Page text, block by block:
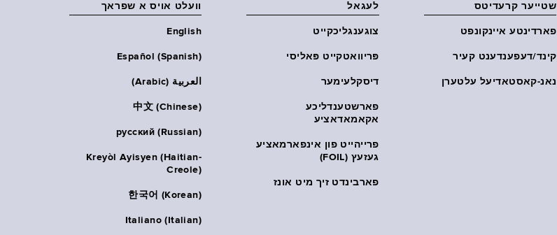
שטייער קרעדיטס
פארדינטע איינקונפט
קינד/דעפענדענט קעיר
נאנ-קאסטאדיעל עלטערן
לעגאל
צוגענגליכקייט
פּריוואטקייט פּאליסי
דיסקלעימער
פארשטענדליכע
אקאמאדאציע
פרייהייט פון אינפארמאציע
געזעץ (FOIL)
פארבינדט זיך מיט אונז
וועלט אויס א שפראך
English
Español (Spanish)
العربية (Arabic)
中文 (Chinese)
русский (Russian)
Kreyòl Ayisyen (Haitian-
Creole)
한국어 (Korean)
Italiano (Italian)